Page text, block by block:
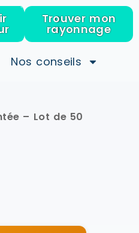
Trouver mon
rayonnage
Nos conseils
– Lot de 50